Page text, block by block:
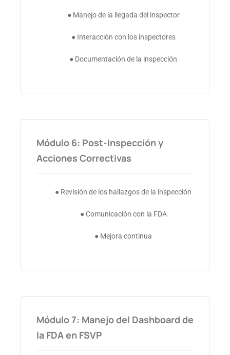
● Manejo de la llegada del inspector
● Interacción con los inspectores
● Documentación de la inspección
Módulo 6: Post-Inspección y
Acciones Correctivas
● Revisión de los hallazgos de la inspección
● Comunicación con la FDA
● Mejora continua
Módulo 7: Manejo del Dashboard de
la FDA en FSVP